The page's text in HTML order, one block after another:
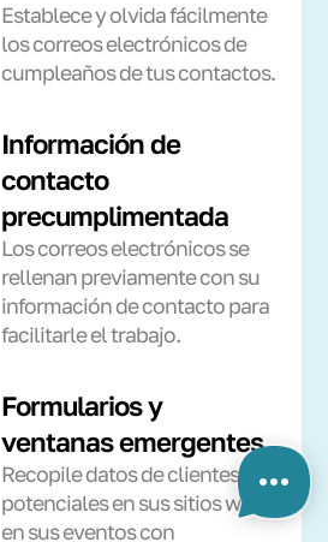
Establece y olvida fácilmente
los correos electrónicos de
cumpleaños de tus contactos.
Información de
contacto
precumplimentada
Los correos electrónicos se
rellenan previamente con su
información de contacto para
facilitarle el trabajo.
Formularios y
ventanas emergentes
Recopile datos de clientes
potenciales en sus sitios web y
en sus eventos con